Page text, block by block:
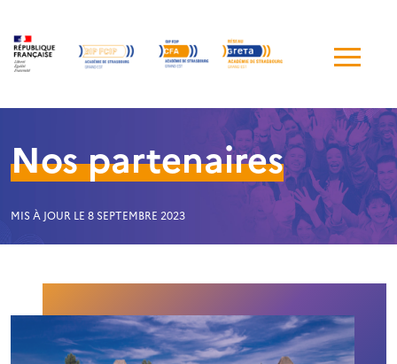
de
Nos partenaires
MIS À JOUR LE 8 SEPTEMBRE 2023